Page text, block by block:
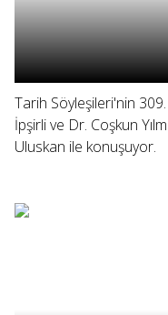
Tarih Söyleşileri'nin
İpşirli ve Dr. Coşkun
Uluskan ile konuşuyor.